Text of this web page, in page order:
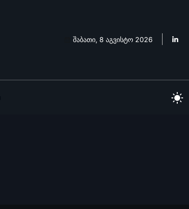
შაბათი, 8 აგვისტო 2026